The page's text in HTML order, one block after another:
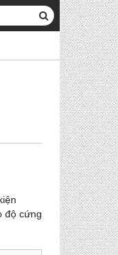
độ cứng